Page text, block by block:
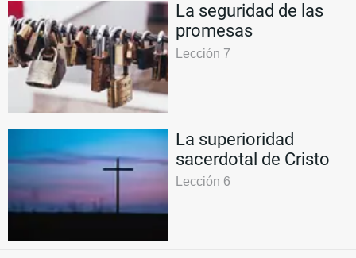
La seguridad de las
promesas
Lección 7
La superioridad
sacerdotal de Cristo
Lección 6